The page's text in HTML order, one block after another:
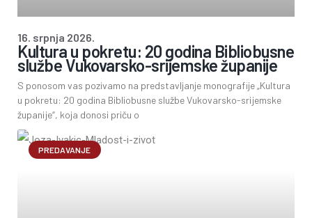
Kultura u pokretu: 20 godina Bibliobusne
službe Vukovarsko-srijemske županije
S ponosom vas pozivamo na predstavljanje monografije „Kultura
u pokretu: 20 godina Bibliobusne službe Vukovarsko-srijemske
županije“, koja donosi priču o
16. srpnja 2026.
PREDAVANJE